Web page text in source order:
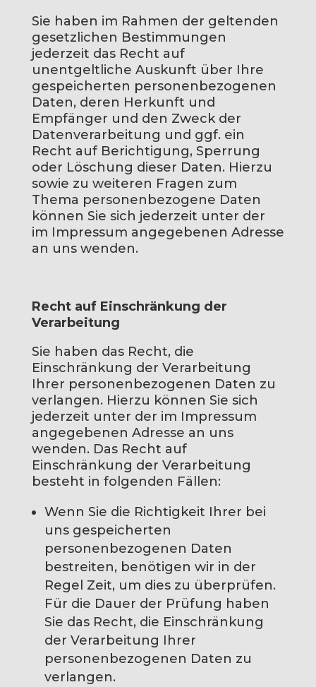
Sie haben im Rahmen der geltenden
gesetzlichen Bestimmungen
jederzeit das Recht auf
unentgeltliche Auskunft über Ihre
gespeicherten personenbezogenen
Daten, deren Herkunft und
Empfänger und den Zweck der
Datenverarbeitung und ggf. ein
Recht auf Berichtigung, Sperrung
oder Löschung dieser Daten. Hierzu
sowie zu weiteren Fragen zum
Thema personenbezogene Daten
können Sie sich jederzeit unter der
im Impressum angegebenen Adresse
an uns wenden.
Recht auf Einschränkung der
Verarbeitung
Sie haben das Recht, die
Einschränkung der Verarbeitung
Ihrer personenbezogenen Daten zu
verlangen. Hierzu können Sie sich
jederzeit unter der im Impressum
angegebenen Adresse an uns
wenden. Das Recht auf
Einschränkung der Verarbeitung
besteht in folgenden Fällen:
Wenn Sie die Richtigkeit Ihrer bei
uns gespeicherten
personenbezogenen Daten
bestreiten, benötigen wir in der
Regel Zeit, um dies zu überprüfen.
Für die Dauer der Prüfung haben
Sie das Recht, die Einschränkung
der Verarbeitung Ihrer
personenbezogenen Daten zu
verlangen.